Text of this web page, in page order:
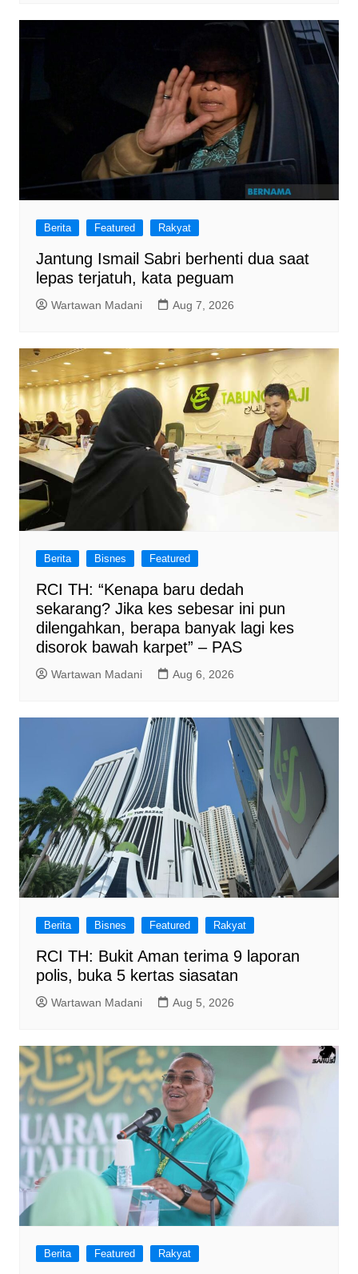
Berita Featured Rakyat
Jantung Ismail Sabri berhenti dua saat
lepas terjatuh, kata peguam
Wartawan Madani Aug 7, 2026
Berita Bisnes Featured
RCI TH: “Kenapa baru dedah
sekarang? Jika kes sebesar ini pun
dilengahkan, berapa banyak lagi kes
disorok bawah karpet” – PAS
Wartawan Madani Aug 6, 2026
Berita Bisnes Featured Rakyat
RCI TH: Bukit Aman terima 9 laporan
polis, buka 5 kertas siasatan
Wartawan Madani Aug 5, 2026
Berita Featured Rakyat